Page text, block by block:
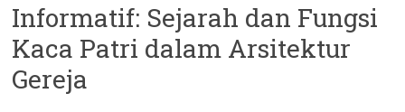
Informatif: Sejarah dan Fungsi
Kaca Patri dalam Arsitektur
Gereja